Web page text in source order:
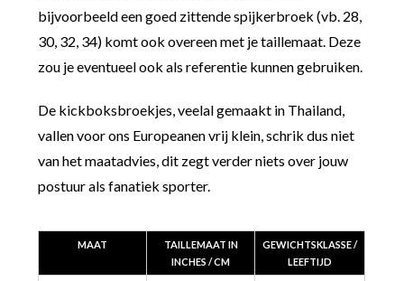
bijvoorbeeld een goed zittende spijkerbroek (vb. 28,
30, 32, 34) komt ook overeen met je taillemaat. Deze
zou je eventueel ook als referentie kunnen gebruiken.
De kickboksbroekjes, veelal gemaakt in Thailand,
vallen voor ons Europeanen vrij klein, schrik dus niet
van het maatadvies, dit zegt verder niets over jouw
postuur als fanatiek sporter.
MAAT
TAILLEMAAT IN
INCHES / CM
GEWICHTSKLASSE /
LEEFTIJD